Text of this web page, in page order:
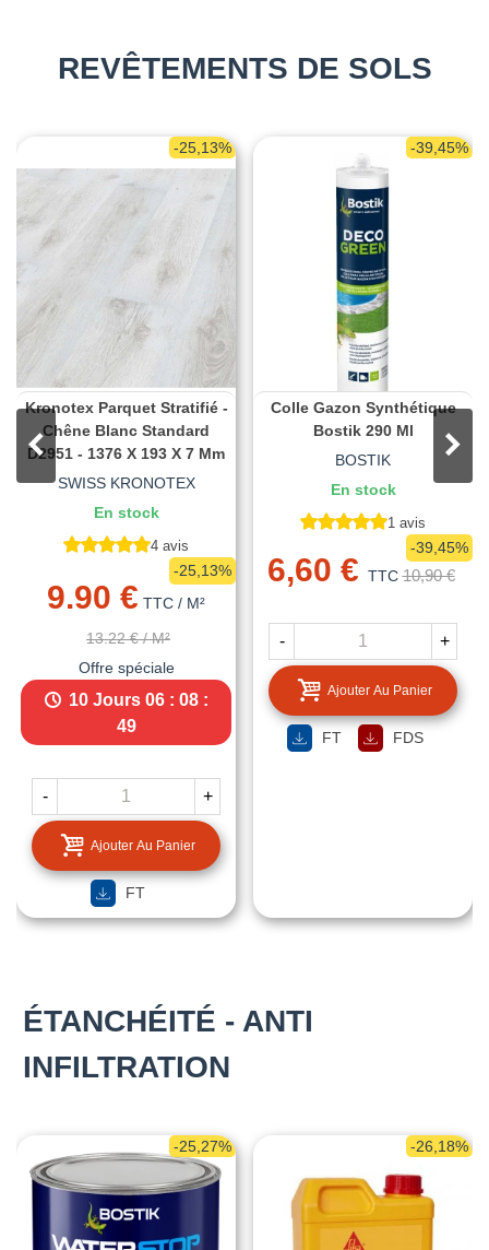
REVÊTEMENTS DE SOLS
-25,13%
Kronotex Parquet Stratifié -
Chêne Blanc Standard
D2951 - 1376 X 193 X 7 Mm
SWISS KRONOTEX
En stock
4 avis
9.90 € TTC / M²
13.22 € / M²
-25,13%
Offre spéciale
10 Jours 06 : 08 :
48
- +
Ajouter Au Panier
FT
-39,45%
Colle Gazon Synthétique
Bostik 290 Ml
BOSTIK
En stock
1 avis
6,60 € TTC 10,90 €
-39,45%
- +
Ajouter Au Panier
FT FDS
ÉTANCHÉITÉ - ANTI
INFILTRATION
-25,27% -26,18%